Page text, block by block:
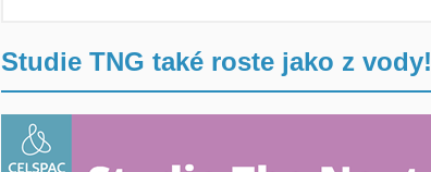
Studie TNG také roste jako z vody!